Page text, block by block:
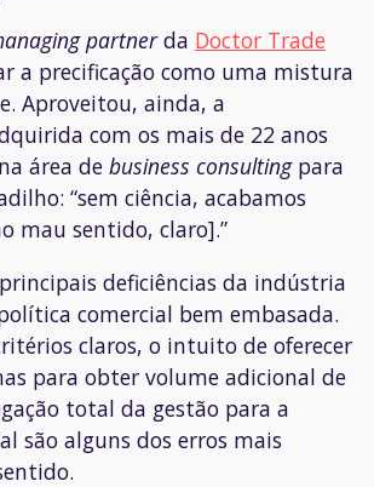
partnerda Doctor Trade
a precificação como uma mistura
Aproveitou, ainda, a
com os mais de 22 anos
área de business consulting para
“sem ciência, acabamos
mau sentido, claro].”
deficiências da indústria
comercial bem embasada.
claros, o intuito de oferecer
para obter volume adicional de
total da gestão para a
são alguns dos erros mais